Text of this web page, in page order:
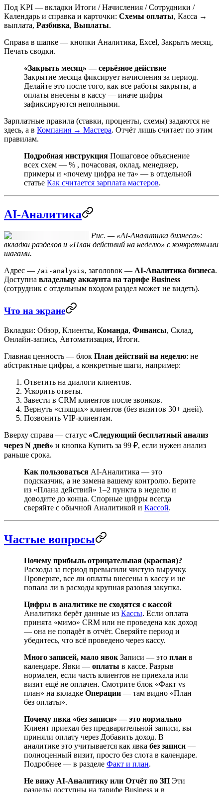
Под KPI — вкладки Итоги / Начисления / Сотрудники /
Календарь и справка и карточки: Схемы оплаты, Касса →
выплата, Разбивка, Выплаты.
Справа в шапке — кнопки Аналитика, Excel, Закрыть месяц,
Печать сводки.
«Закрыть месяц» — серьёзное действие
Закрытие месяца фиксирует начисления за период.
Делайте это после того, как все работы закрыты, а
оплаты внесены в кассу — иначе цифры
зафиксируются неполными.
Зарплатные правила (ставки, проценты, схемы) задаются не
здесь, а в Компания → Мастера. Отчёт лишь считает по этим
правилам.
Подробная инструкция Пошаговое объяснение
всех схем — % , почасовая, оклад, менеджер,
примеры и «почему цифра не та» — в отдельной
статье Как считается зарплата мастеров.
AI-Аналитика
Рис. — «AI-Аналитика бизнеса»:
вкладки разделов и «План действий на неделю» с конкретными
шагами.
Адрес — /ai-analysis, заголовок — AI-Аналитика бизнеса.
Доступна владельцу аккаунта на тарифе Business
(сотрудник с отдельным входом раздел может не видеть).
Что на экране
Вкладки: Обзор, Клиенты, Команда, Финансы, Склад,
Онлайн-запись, Автоматизация, Итоги.
Главная ценность — блок План действий на неделю: не
абстрактные цифры, а конкретные шаги, например:
Ответить на диалоги клиентов.
Ускорить ответы.
Завести в CRM клиентов после звонков.
Вернуть «спящих» клиентов (без визитов 30+ дней).
Позвонить VIP-клиентам.
Вверху справа — статус «Следующий бесплатный анализ
через N дней» и кнопка Купить за 99 ₽, если нужен анализ
раньше срока.
Как пользоваться AI-Аналитика — это
подсказчик, а не замена вашему контролю. Берите
из «Плана действий» 1–2 пункта в неделю и
доводите до конца. Спорные цифры всегда
сверяйте с обычной Аналитикой и Кассой.
Частые вопросы
Почему прибыль отрицательная (красная)?
Расходы за период превысили чистую выручку.
Проверьте, все ли оплаты внесены в кассу и не
попала ли в расходы крупная разовая закупка.
Цифры в аналитике не сходятся с кассой
Аналитика берёт данные из Кассы. Если оплата
принята «мимо» CRM или не проведена как доход
— она не попадёт в отчёт. Сверяйте период и
убедитесь, что всё проведено через кассу.
Много записей, мало явок Записи — это план в
календаре. Явки — оплаты в кассе. Разрыв
нормален, если часть клиентов не приехала или
визит ещё не оплачен. Смотрите блок «Факт vs
план» на вкладке Операции — там видно «План
без оплаты».
Почему явка «без записи» — это нормально
Клиент приехал без предварительной записи, вы
приняли оплату через Добавить доход. В
аналитике это учитывается как явка без записи —
полноценный визит, просто без слота в календаре.
Подробнее — в разделе Факт и план.
Не вижу AI-Аналитику или Отчёт по ЗП Эти
разделы доступны на тарифе Business и в